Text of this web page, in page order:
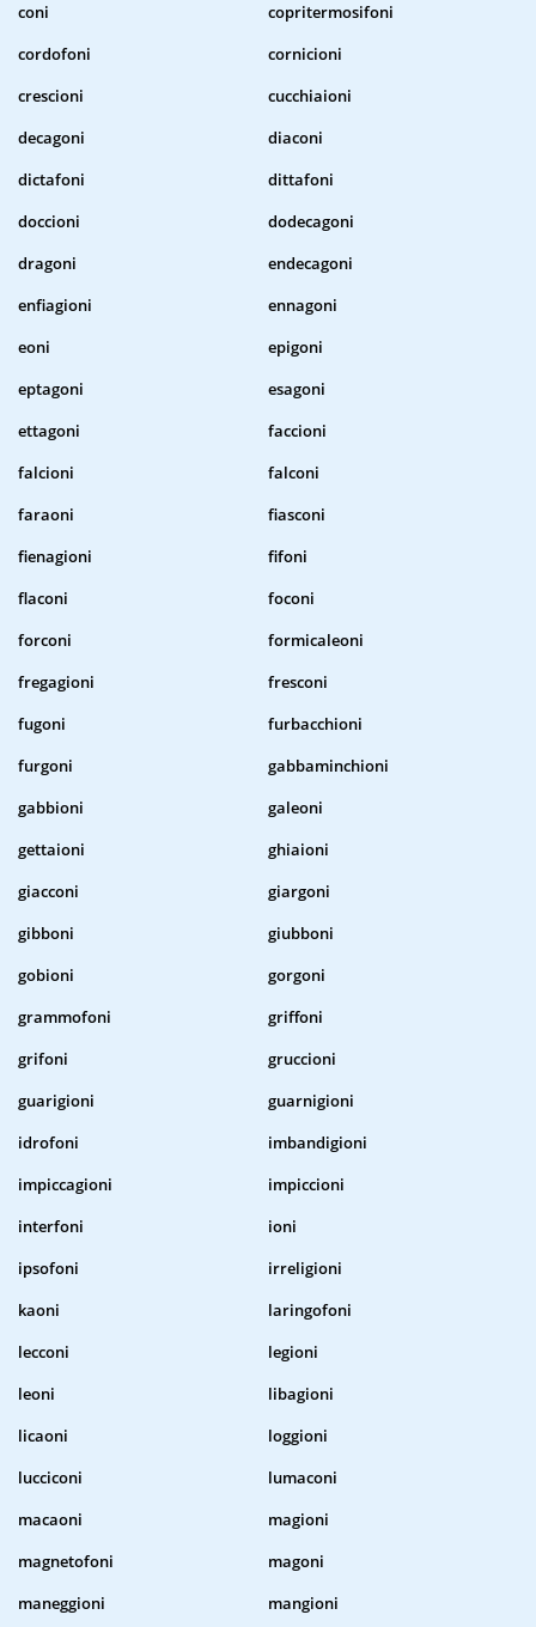
coni
copritermosifoni
cordofoni
cornicioni
crescioni
cucchiaioni
decagoni
diaconi
dictafoni
dittafoni
doccioni
dodecagoni
dragoni
endecagoni
enfiagioni
ennagoni
eoni
epigoni
eptagoni
esagoni
ettagoni
faccioni
falcioni
falconi
faraoni
fiasconi
fienagioni
fifoni
flaconi
foconi
forconi
formicaleoni
fregagioni
fresconi
fugoni
furbacchioni
furgoni
gabbaminchioni
gabbioni
galeoni
gettaioni
ghiaioni
giacconi
giargoni
gibboni
giubboni
gobioni
gorgoni
grammofoni
griffoni
grifoni
gruccioni
guarigioni
guarnigioni
idrofoni
imbandigioni
impiccagioni
impiccioni
interfoni
ioni
ipsofoni
irreligioni
kaoni
laringofoni
lecconi
legioni
leoni
libagioni
licaoni
loggioni
lucciconi
lumaconi
macaoni
magioni
magnetofoni
magoni
maneggioni
mangioni